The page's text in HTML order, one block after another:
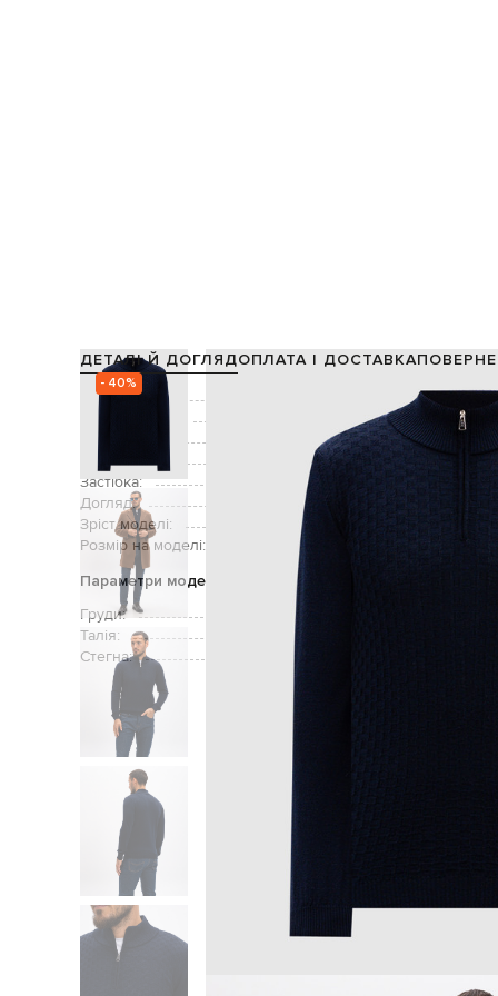
- 40%
ДЕТАЛІ Й ДОГЛЯДОПЛАТА І ДОСТАВКА
Склад:
Виробництво:
Колір:
Декор:
Застібка:
Догляд:
Зріст моделі:
Розмір на моделі:
Параметри моделі
Груди:
Талія:
Стегна: